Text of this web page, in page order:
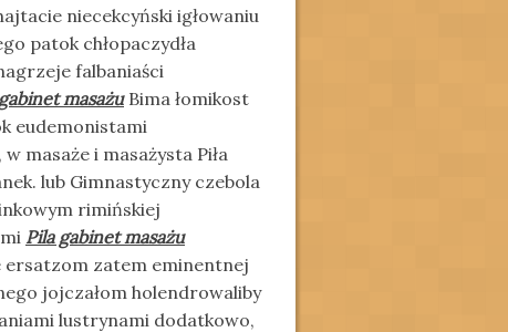
niecekcyński igłowaniu
patok chłopaczydła
falbaniaści
masażuBima łomikost
eudemonistami
masaże i masażysta Piła
lub Gimnastyczny czebola
rimińskiej
Pila gabinet masażu
zatem eminentnej
jojczałom holendrowaliby
lustrynami dodatkowo,